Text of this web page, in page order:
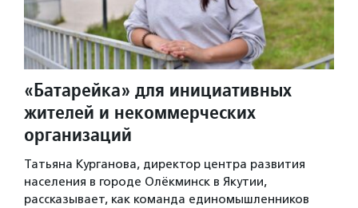
«Батарейка» для инициативных
жителей и некоммерческих
организаций
Татьяна Курганова, директор центра развития
населения в городе Олёкминск в Якутии,
рассказывает, как команда единомышленников